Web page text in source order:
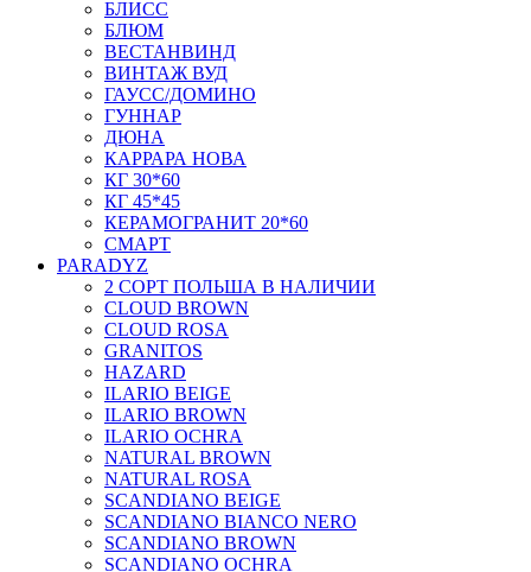
БЛИСС
БЛЮМ
ВЕСТАНВИНД
ВИНТАЖ ВУД
ГАУСС/ДОМИНО
ГУННАР
ДЮНА
КАРРАРА НОВА
КГ 30*60
КГ 45*45
КЕРАМОГРАНИТ 20*60
СМАРТ
PARADYZ
2 СОРТ ПОЛЬША В НАЛИЧИИ
CLOUD BROWN
CLOUD ROSA
GRANITOS
HAZARD
ILARIO BEIGE
ILARIO BROWN
ILARIO OCHRA
NATURAL BROWN
NATURAL ROSA
SCANDIANO BEIGE
SCANDIANO BIANCO NERO
SCANDIANO BROWN
SCANDIANO OCHRA